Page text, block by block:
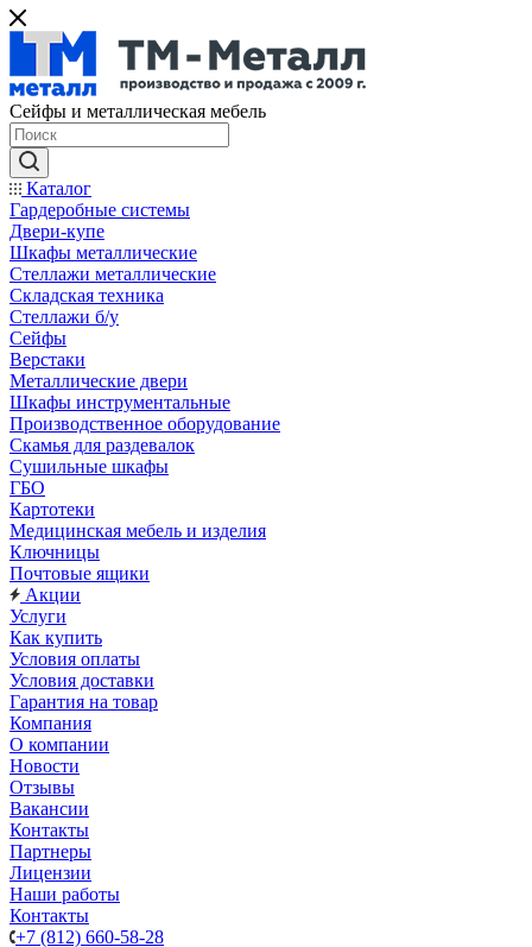
Сейфы и металлическая мебель
Каталог
Гардеробные системы
Двери-купе
Шкафы металлические
Стеллажи металлические
Складская техника
Стеллажи б/у
Сейфы
Верстаки
Металлические двери
Шкафы инструментальные
Производственное оборудование
Скамья для раздевалок
Сушильные шкафы
ГБО
Картотеки
Медицинская мебель и изделия
Ключницы
Почтовые ящики
Акции
Услуги
Как купить
Условия оплаты
Условия доставки
Гарантия на товар
Компания
О компании
Новости
Отзывы
Вакансии
Контакты
Партнеры
Лицензии
Наши работы
Контакты
+7 (812) 660-58-28